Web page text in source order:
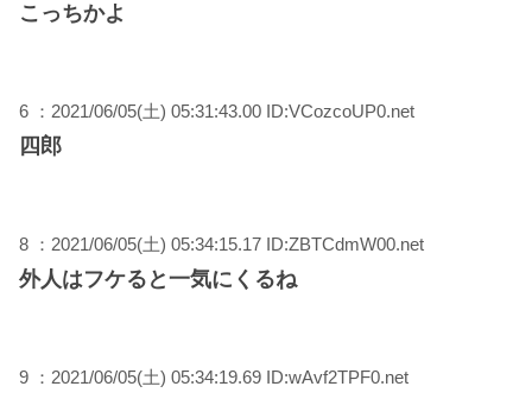
こっちかよ
6 ：2021/06/05(土) 05:31:43.00 ID:VCozcoUP0.net
四郎
8 ：2021/06/05(土) 05:34:15.17 ID:ZBTCdmW00.net
外人はフケると一気にくるね
9 ：2021/06/05(土) 05:34:19.69 ID:wAvf2TPF0.net